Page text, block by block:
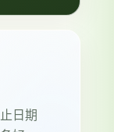
日期